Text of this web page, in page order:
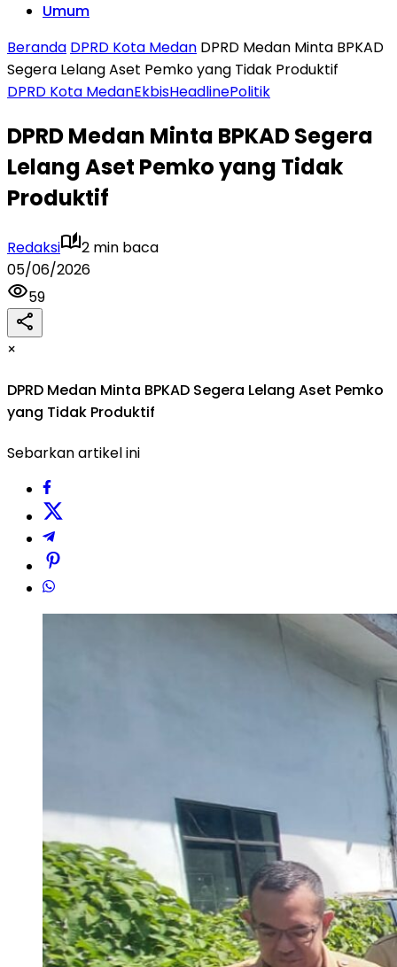
Umum
Beranda DPRD Kota Medan DPRD Medan Minta BPKAD
Segera Lelang Aset Pemko yang Tidak Produktif
DPRD Kota MedanEkbisHeadlinePolitik
DPRD Medan Minta BPKAD Segera
Lelang Aset Pemko yang Tidak
Produktif
Redaksi
2 min baca
05/06/2026
59
×
DPRD Medan Minta BPKAD Segera Lelang Aset Pemko
yang Tidak Produktif
Sebarkan artikel ini